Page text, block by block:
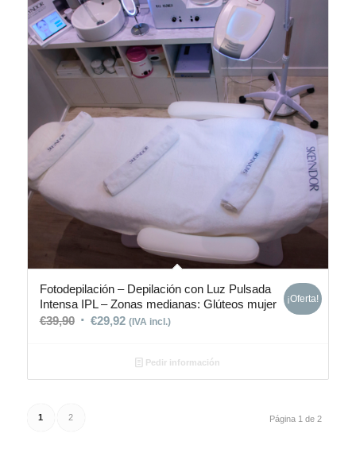
Fotodepilación – Depilación con Luz Pulsada
Intensa IPL – Zonas medianas: Glúteos mujer
€39,90 €29,92 (IVA incl.)
¡Oferta!
Pedir información
Página 1 de 2
1 2